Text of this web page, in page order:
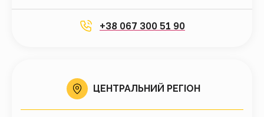
+38 067 300 51 90
ЦЕНТРАЛЬНИЙ РЕГІОН